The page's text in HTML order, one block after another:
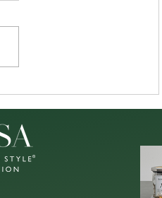
に掲載いただきました